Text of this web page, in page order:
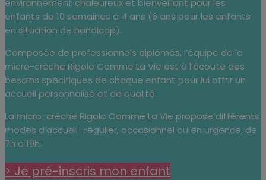
environnement chaleureux et bienveillant pour les
enfants de 10 semaines à 4 ans (6 ans pour les enfants
en situation de handicap).
Composée de professionnels diplômés, l’équipe de la
micro-crèche Rigolo Comme La Vie est à l’écoute des
besoins spécifiques de chaque enfant pour lui offrir un
accueil personnalisé et de qualité.
La micro-crèche Rigolo Comme La Vie propose différents
modes d’accueil : régulier, occasionnel ou en urgence, de
7h à 19h.
> Je pré-inscris mon enfant